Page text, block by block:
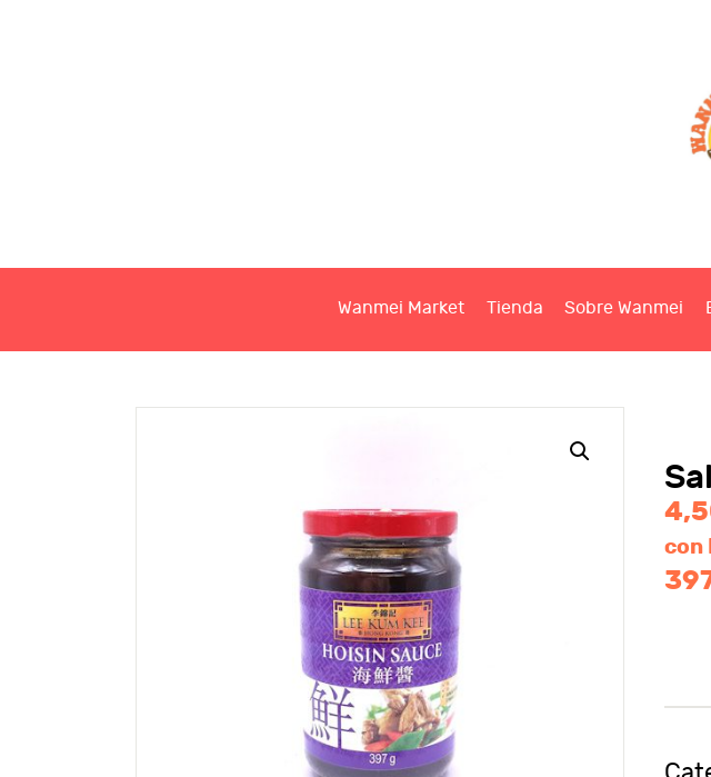
Wanmei Market Tienda Sobre Wanmei
SOBRE
BLOG
CONTACTO
con